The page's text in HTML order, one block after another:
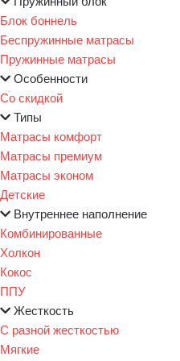
Блок боннель
Беспружинные матрасы
Пружинные матрасы
Особенности
Со скидкой
Типы
Матрасы комфорт
Матрасы премиум
Матрасы эконом
Детские
Внутреннее наполнение
Комбинированные
Холкон
Кокос
ППУ
Жесткость
С разной жесткостью
Мягкие